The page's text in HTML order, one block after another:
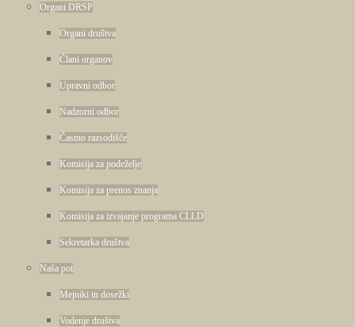
Organi DRSP
Organi društva
Člani organov
Upravni odbor
Nadzorni odbor
Častno razsodišče
Komisija za podeželje
Komisija za prenos znanja
Komisija za izvajanje programa CLLD
Sekretarka društva
Naša pot
Mejniki in dosežki
Vodenje društva